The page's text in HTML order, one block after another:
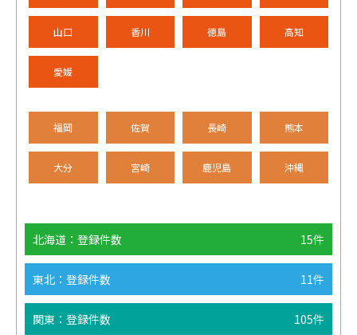
山口 香川 徳島 高知
愛媛
福岡 佐賀 長崎 熊本
大分 宮崎 鹿児島 沖縄
北海道：登録件数 15件
東北：登録件数 11件
関東：登録件数 105件